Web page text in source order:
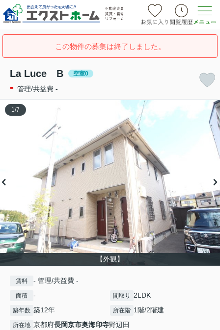
この物件の募集は終了しました。
La Luce B 空室0
- 管理/共益費 -
【外観】
1 /7
賃料 - 管理/共益費 -
面積 - 間取り 2LDK
築年数 築12年 所在階 1階/2階建
所在地 京都府長岡京市奥海印寺野辺田